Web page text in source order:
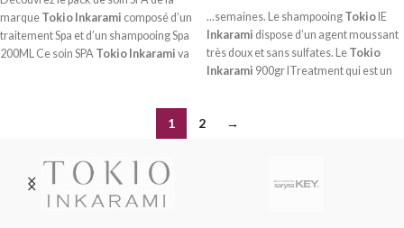
marque Tokio Inkarami composé d’un
traitement Spa et d’un shampooing Spa
200ML Ce soin SPA Tokio Inkarami va
...semaines. Le shampooing Tokio IE
Inkarami dispose d’un agent moussant
très doux et sans sulfates. Le Tokio
Inkarami 900gr lTreatment qui est un
1 2 →